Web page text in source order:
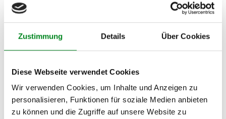
Zustimmung Details Über Cookies
Diese Webseite verwendet Cookies
Wir verwenden Cookies, um Inhalte und Anzeigen zu
personalisieren, Funktionen für soziale Medien anbieten
zu können und die Zugriffe auf unsere Website zu
FORD MONDEO II
Limousine (BFP) 1.6 i 16V
FORD MONDEO II
Limousine (BFP) 1.8 i
Limousine (BFP) 2.0 i
FORD COUGAR (EC_) 2.0
16V